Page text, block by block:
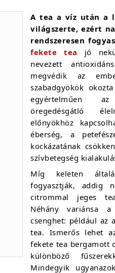
A tea a víz után a
világszerte, ezért
rendszeresen
fekete tea jó
nevezett
megvédik az
szabadgyökök
egyértelműen
öregedésgátló
előnyökhöz
éberség, a
kockázatának
szívbetegség
Míg keleten
fogyasztják, addig
citrommal jeges
Néhány variánsa
csenghet: például az
tea. Ismerős lehet
fekete tea bergamott
különböző
Mindegyik